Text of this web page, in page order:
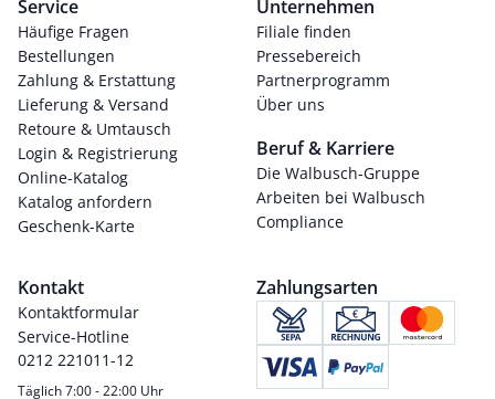
Service
Häufige Fragen
Bestellungen
Zahlung & Erstattung
Lieferung & Versand
Retoure & Umtausch
Login & Registrierung
Online-Katalog
Katalog anfordern
Geschenk-Karte
Unternehmen
Filiale finden
Pressebereich
Partnerprogramm
Über uns
Beruf & Karriere
Die Walbusch-Gruppe
Arbeiten bei Walbusch
Compliance
Kontakt
Kontaktformular
Service-Hotline
0212 221011-12
Täglich 7:00 - 22:00 Uhr
Zahlungsarten